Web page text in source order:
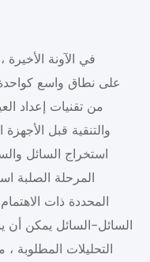
في الآونة
من تقنيات إعداد
والتنقية قبل الأجهزة
استخراج السائل
المرحلة الصلبة
المحددة ذات
السائل-السائل يمكن
التحليلات المطلوبة